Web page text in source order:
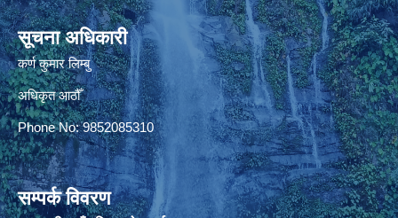
सूचना अधिकारी
कर्ण कुमार लिम्बु
अधिकृत आठौँ
Phone No: 9852085310
सम्पर्क विवरण